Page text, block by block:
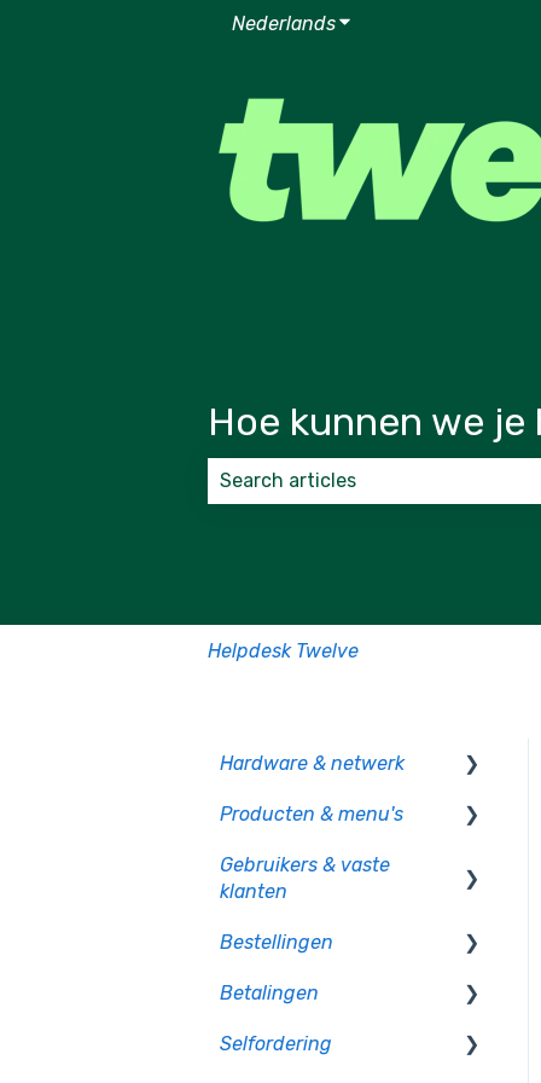
NederlandsSubmenu tonen voor
Hoe kunnen we je
Helpdesk Twelve
Hardware & netwerk
Kassa
PIO
Producten & menu's
Producten
indeling
Supplementen
Voorraad
Gebruikers & vaste
klanten
Gebruikersbeheer
Rechten en authorisatie
Bestellingen
Op bon
Op rekening betalen
Betalingen
Betaalmethoden
Selfordering